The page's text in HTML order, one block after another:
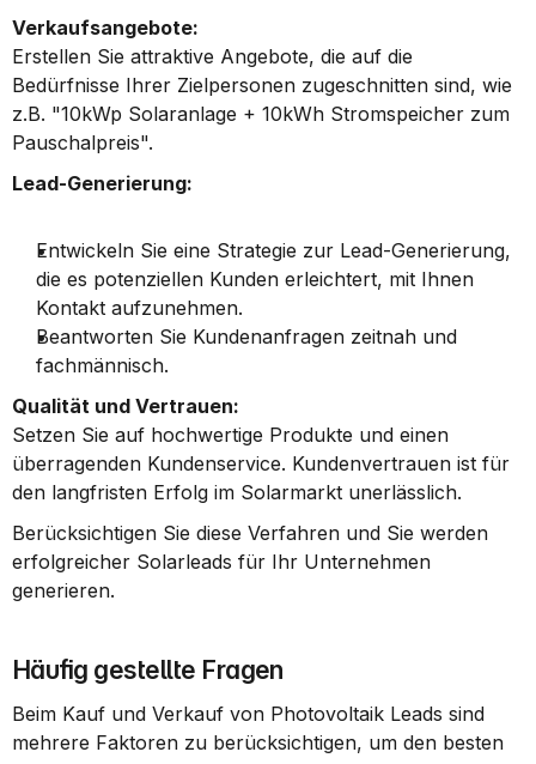
Verkaufsangebote:
Erstellen Sie attraktive Angebote, die auf die
Bedürfnisse Ihrer Zielpersonen zugeschnitten sind, wie
z.B. "10kWp Solaranlage + 10kWh Stromspeicher zum
Pauschalpreis".
Lead-Generierung:
Entwickeln Sie eine Strategie zur Lead-Generierung,
die es potenziellen Kunden erleichtert, mit Ihnen
Kontakt aufzunehmen.
Beantworten Sie Kundenanfragen zeitnah und
fachmännisch.
Qualität und Vertrauen:
Setzen Sie auf hochwertige Produkte und einen
überragenden Kundenservice. Kundenvertrauen ist für
den langfristen Erfolg im Solarmarkt unerlässlich.
Berücksichtigen Sie diese Verfahren und Sie werden
erfolgreicher Solarleads für Ihr Unternehmen
generieren.
Häufig gestellte Fragen
Beim Kauf und Verkauf von Photovoltaik Leads sind
mehrere Faktoren zu berücksichtigen, um den besten